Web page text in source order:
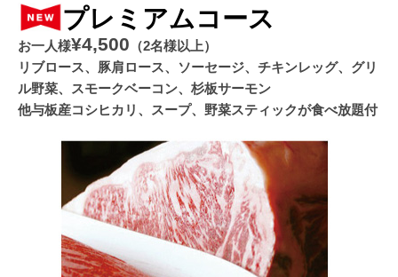
プレミアムコース
お一人様¥4,500 （2名様以上）
リブロース、豚肩ロース、ソーセージ、チキンレッグ、グリ
ル野菜、スモークベーコン、杉板サーモン
他与板産コシヒカリ、スープ、野菜スティックが食べ放題付